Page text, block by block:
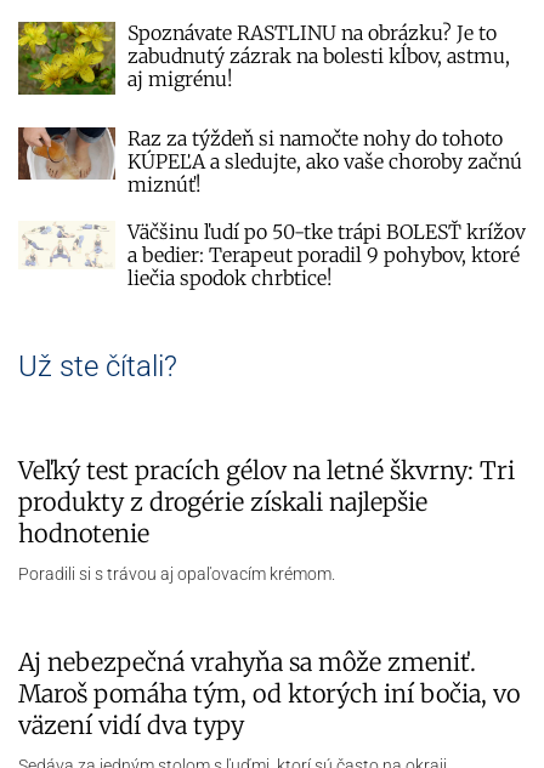
Spoznávate RASTLINU na obrázku? Je to
zabudnutý zázrak na bolesti kĺbov, astmu,
aj migrénu!
Raz za týždeň si namočte nohy do tohoto
KÚPEĽA a sledujte, ako vaše choroby začnú
miznúť!
Väčšinu ľudí po 50-tke trápi BOLESŤ krížov
a bedier: Terapeut poradil 9 pohybov, ktoré
liečia spodok chrbtice!
Už ste čítali?
Veľký test pracích gélov na letné škvrny: Tri
produkty z drogérie získali najlepšie
hodnotenie
Poradili si s trávou aj opaľovacím krémom.
Aj nebezpečná vrahyňa sa môže zmeniť.
Maroš pomáha tým, od ktorých iní bočia, vo
väzení vidí dva typy